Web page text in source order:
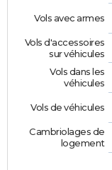
Vols avec armes
Vols d'accessoires
sur véhicules
Vols dans les
véhicules
Vols de véhicules
Cambriolages de
logement